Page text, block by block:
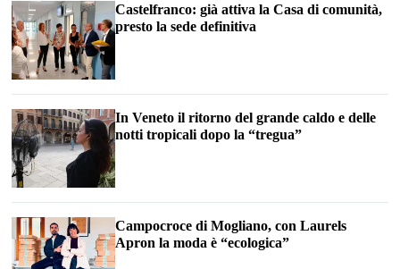
Castelfranco: già attiva la Casa di comunità,
presto la sede definitiva
In Veneto il ritorno del grande caldo e delle
notti tropicali dopo la “tregua”
Campocroce di Mogliano, con Laurels
Apron la moda è “ecologica”